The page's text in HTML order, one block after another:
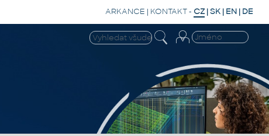
ARKANCE | KONTAKT- CZ |SK | EN | DE